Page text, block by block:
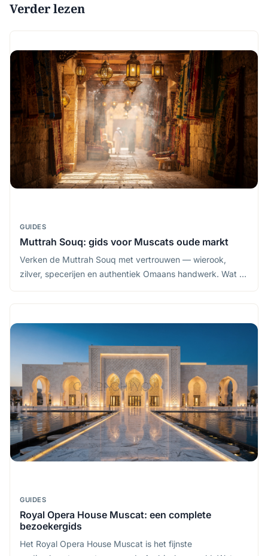
Verder lezen
GUIDES
Muttrah Souq: gids voor Muscats oude markt
Verken de Muttrah Souq met vertrouwen — wierook,
zilver, specerijen en authentiek Omaans handwerk. Wat te
GUIDES
Royal Opera House Muscat: een complete
bezoekergids
Het Royal Opera House Muscat is het fijnste